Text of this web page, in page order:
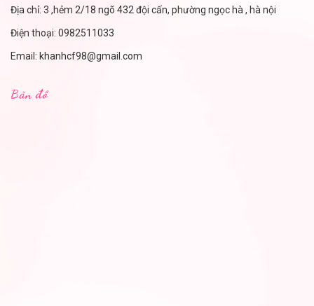
Địa chỉ: 3 ,hẻm 2/18 ngõ 432 đội cấn, phường ngọc hà , hà nội
Điện thoại: 0982511033
Email: khanhcf98@gmail.com
Bản đồ